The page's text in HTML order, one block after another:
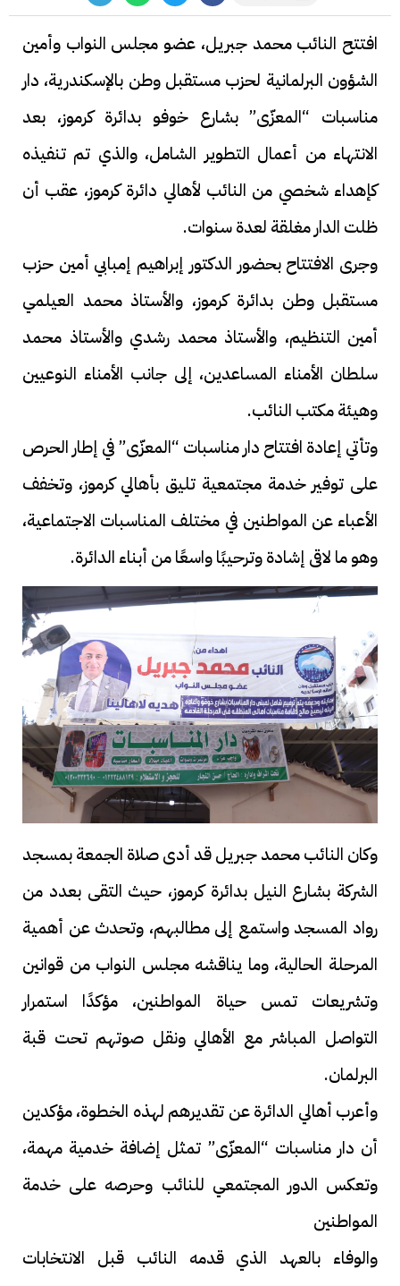
افتتح النائب محمد جبريل، عضو مجلس النواب وأمين
الشؤون البرلمانية لحزب مستقبل وطن بالإسكندرية، دار
مناسبات “المعزّى” بشارع خوفو بدائرة كرموز، بعد
الانتهاء من أعمال التطوير الشامل، والذي تم تنفيذه
كإهداء شخصي من النائب لأهالي دائرة كرموز، عقب أن
ظلت الدار مغلقة لعدة سنوات.
وجرى الافتتاح بحضور الدكتور إبراهيم إمبابي أمين حزب
مستقبل وطن بدائرة كرموز، والأستاذ محمد العيلمي
أمين التنظيم، والأستاذ محمد رشدي والأستاذ محمد
سلطان الأمناء المساعدين، إلى جانب الأمناء النوعيين
وهيئة مكتب النائب.
وتأتي إعادة افتتاح دار مناسبات “المعزّى” في إطار الحرص
على توفير خدمة مجتمعية تليق بأهالي كرموز، وتخفف
الأعباء عن المواطنين في مختلف المناسبات الاجتماعية،
وهو ما لاقى إشادة وترحيبًا واسعًا من أبناء الدائرة.
وكان النائب محمد جبريل قد أدى صلاة الجمعة بمسجد
الشركة بشارع النيل بدائرة كرموز، حيث التقى بعدد من
رواد المسجد واستمع إلى مطالبهم، وتحدث عن أهمية
المرحلة الحالية، وما يناقشه مجلس النواب من قوانين
وتشريعات تمس حياة المواطنين، مؤكدًا استمرار
التواصل المباشر مع الأهالي ونقل صوتهم تحت قبة
البرلمان.
وأعرب أهالي الدائرة عن تقديرهم لهذه الخطوة، مؤكدين
أن دار مناسبات “المعزّى” تمثل إضافة خدمية مهمة،
وتعكس الدور المجتمعي للنائب وحرصه على خدمة
المواطنين
والوفاء بالعهد الذي قدمه النائب قبل الانتخابات